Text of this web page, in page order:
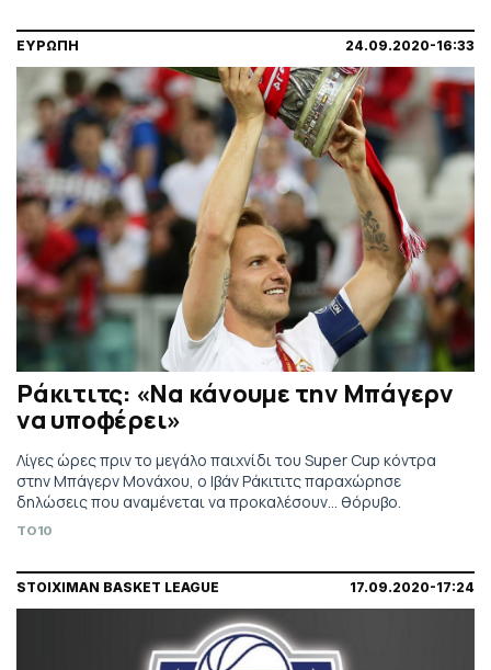
ΕΥΡΩΠΗ 24.09.2020-16:33
Ράκιτιτς: «Να κάνουμε την Μπάγερν
να υποφέρει»
Λίγες ώρες πριν το μεγάλο παιχνίδι του Super Cup κόντρα
στην Μπάγερν Μονάχου, ο Ιβάν Ράκιτιτς παραχώρησε
δηλώσεις που αναμένεται να προκαλέσουν... θόρυβο.
TO10
STOIXIMAN BASKET LEAGUE 17.09.2020-17:24